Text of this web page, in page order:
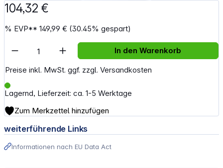
104,32 €
% EVP**149,99 € (30.45% gespart)
Preise inkl. MwSt. ggf. zzgl. Versandkosten
Lagernd, Lieferzeit: ca. 1-5 Werktage
Artikel Anzahl: Gib den gewünschten
In den Warenkorb
Zum Merkzettel hinzufügen
weiterführende Links
Informationen nach EU Data Act